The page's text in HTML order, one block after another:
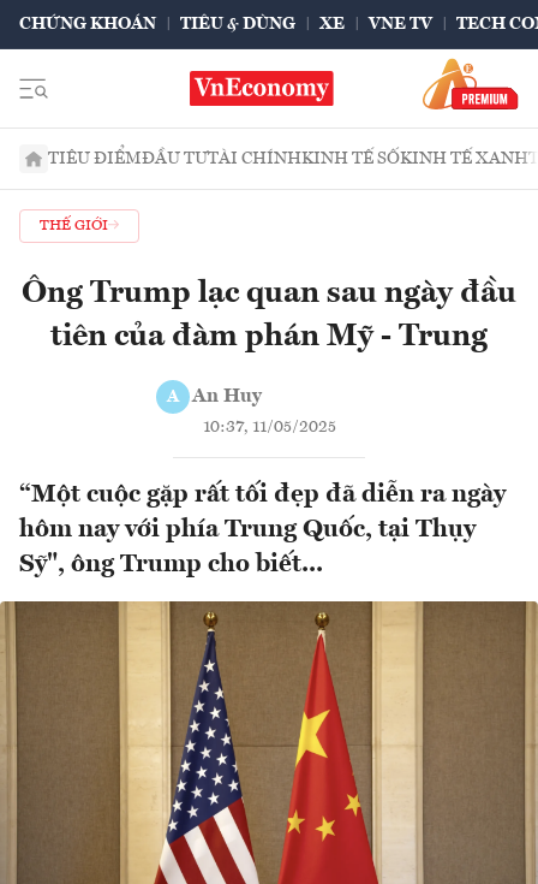
CHỨNG KHOÁN TIÊU & DÙNG XE VNE TV TECH
TIÊU ĐIỂMĐẦU TƯTÀI CHÍNHKINH TẾ SỐKINH TẾ XANH
THẾ GIỚI
Ông Trump lạc quan sau ngày đầu
tiên của đàm phán Mỹ - Trung
A An Huy
10:37, 11/05/2025
“Một cuộc gặp rất tối đẹp đã diễn ra ngày
hôm nay với phía Trung Quốc, tại Thụy
Sỹ", ông Trump cho biết...